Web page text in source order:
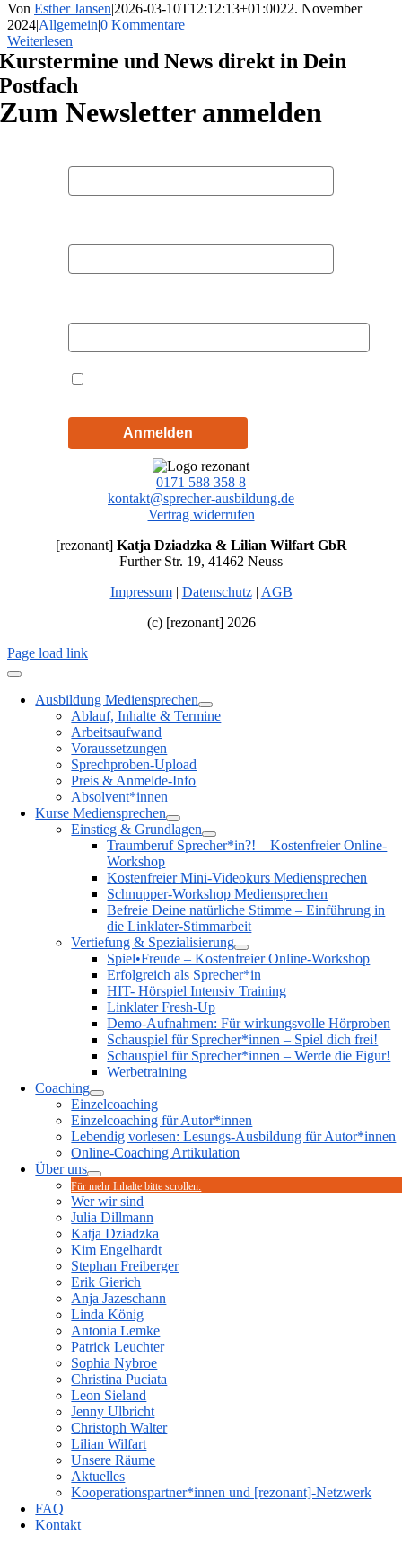
Von Esther Jansen|2026-03-10T12:12:13+01:0022. November
2024|Allgemein|0 Kommentare
Weiterlesen
Kurstermine und News direkt in Dein
Postfach
Zum Newsletter anmelden
Anmelden
0171 588 358 8
kontakt@sprecher-ausbildung.de
Vertrag widerrufen
[rezonant] Katja Dziadzka & Lilian Wilfart GbR
Further Str. 19, 41462 Neuss
Impressum| Datenschutz| AGB
(c) [rezonant] 2026
Page load link
Ausbildung Mediensprechen
Ablauf, Inhalte & Termine
Arbeitsaufwand
Voraussetzungen
Sprechproben-Upload
Preis & Anmelde-Info
Absolvent*innen
Kurse Mediensprechen
Einstieg & Grundlagen
Traumberuf Sprecher*in?! – Kostenfreier Online-
Workshop
Kostenfreier Mini-Videokurs Mediensprechen
Schnupper-Workshop Mediensprechen
Befreie Deine natürliche Stimme – Einführung in
die Linklater-Stimmarbeit
Vertiefung & Spezialisierung
Spiel•Freude – Kostenfreier Online-Workshop
Erfolgreich als Sprecher*in
HIT- Hörspiel Intensiv Training
Linklater Fresh-Up
Demo-Aufnahmen: Für wirkungsvolle Hörproben
Schauspiel für Sprecher*innen – Spiel dich frei!
Schauspiel für Sprecher*innen – Werde die Figur!
Werbetraining
Coaching
Einzelcoaching
Einzelcoaching für Autor*innen
Lebendig vorlesen: Lesungs-Ausbildung für Autor*innen
Online-Coaching Artikulation
Über uns
Für mehr Inhalte bitte scrollen:
Wer wir sind
Julia Dillmann
Katja Dziadzka
Kim Engelhardt
Stephan Freiberger
Erik Gierich
Anja Jazeschann
Linda König
Antonia Lemke
Patrick Leuchter
Sophia Nybroe
Christina Puciata
Leon Sieland
Jenny Ulbricht
Christoph Walter
Lilian Wilfart
Unsere Räume
Aktuelles
Kooperationspartner*innen und [rezonant]-Netzwerk
FAQ
Kontakt